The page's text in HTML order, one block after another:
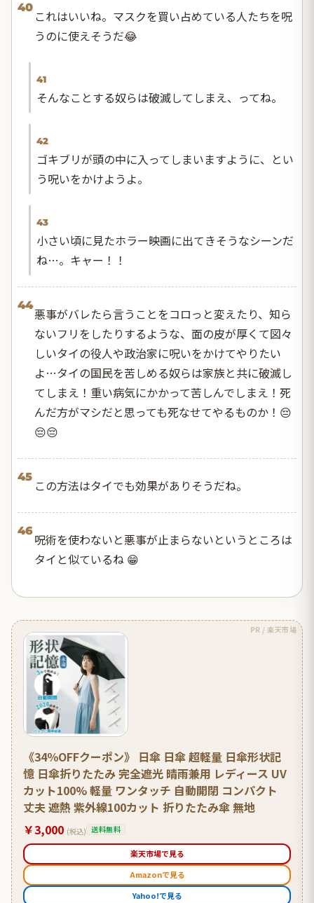
40
これはいいね。マスクを買い占めている人たちを呪
うのに使えそうだ😂
41
そんなことする奴らは破滅してしまえ、ってね。
42
ゴキブリが頭の中に入ってしまいますように、とい
う呪いをかけようよ。
43
小さい頃に見たホラー映画に出てきそうなシーンだ
ね…。キャー！！
44
悪事がバレたら言うことをコロっと変えたり、知ら
ないフリをしたりするような、面の皮が厚くて図々
しいタイの役人や政治家に呪いをかけてやりたい
よ…タイの国民を苦しめる奴らは家族と共に破滅し
てしまえ！重い病気にかかって苦しんでしまえ！死
んだ方がマシだと思っても死なせてやるものか！😔
😔😔
45
この方法はタイでも効果がありそうだね。
46
呪術を使わないと悪事が止まらないというところは
タイと似ているね 😁
PR / 楽天市場
《34％OFFクーポン》 日傘 日傘 超軽量 日傘形状記
憶 日傘折りたたみ 完全遮光 晴雨兼用 レディース UV
カット100% 軽量 ワンタッチ 自動開閉 コンパクト
丈夫 遮熱 紫外線100カット 折りたたみ傘 無地
￥3,000 (税込) 送料無料
楽天市場で見る
Amazonで見る
Yahoo!で見る